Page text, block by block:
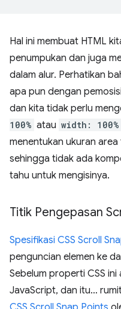
Hal ini membuat HTML
penumpukan dan juga
dalam alur. Perhatikan
apa pun dengan
dan kita tidak perlu
100% atau width: 100%
menentukan ukuran
sehingga tidak ada
tahu untuk mengisinya.
Titik Pengepasan
Spesifikasi CSS Scroll
penguncian elemen ke
Sebelum properti CSS
JavaScript, dan itu…